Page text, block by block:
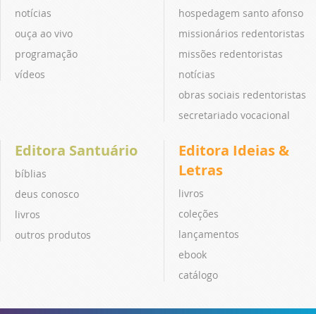
notícias
ouça ao vivo
programação
vídeos
hospedagem santo afonso
missionários redentoristas
missões redentoristas
notícias
obras sociais redentoristas
secretariado vocacional
Editora Santuário
bíblias
deus conosco
livros
outros produtos
Editora Ideias &
Letras
livros
coleções
lançamentos
ebook
catálogo